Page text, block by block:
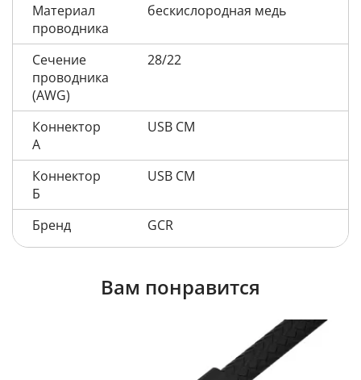
Материал
проводника
бескислородная медь
Сечение
проводника
(AWG)
28/22
Коннектор
А
USB CM
Коннектор
Б
USB CM
Бренд GCR
Вам понравится